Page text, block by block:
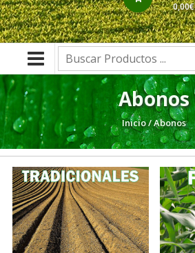
0,00€
Buscar:
Abonos
Inicio/ Abonos